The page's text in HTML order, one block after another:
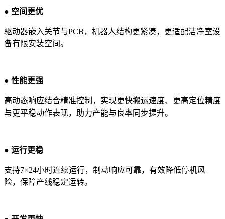
● 空间更优
驱动器嵌入关节与PCB，机器人结构更紧凑，更适配洁净室设
备有限安装空间。
● 性能更强
高动态响应结合精准控制，实现更快搬运速度、更高定位精度
与更平稳动作表现，助力产能与良率同步提升。
● 运行更稳
支持7×24小时连续运行，制动响应可靠，有效降低停机风
险，保障产线稳定运转。